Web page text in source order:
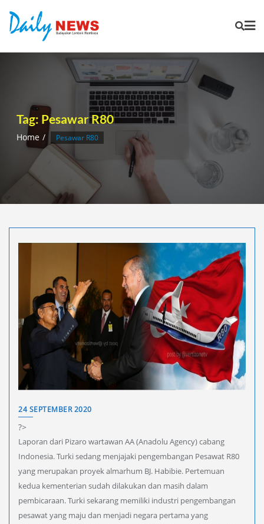
content
Tag: Pesawar R80
Home Pesawar R80
24 SEPTEMBER 2020
?>
Laporan dari Pizaro wartawan AA (Anadolu Agency) cabang
Indonesia. Turki sedang menjajaki pengembangan Pesawat R80
yang merupakan proyek almarhum BJ. Habibie. Pertemuan
kedua kementerian sudah dilakukan dan masih dalam
pembicaraan. Turki sekarang memiliki industri pengembangan
pesawat yang maju dan menjadi negara pertama yang